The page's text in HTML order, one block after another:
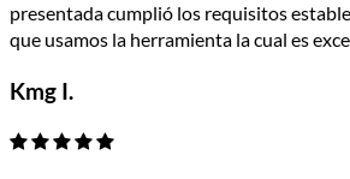
presentada cumplió los requisitos
que usamos la herramienta la cual es
Kmg I.